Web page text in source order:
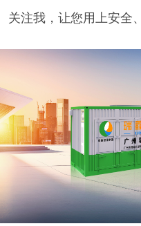
关注我，让您用上安全